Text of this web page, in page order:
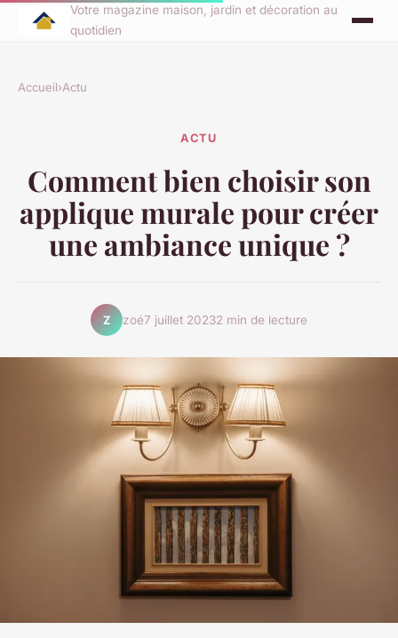
Votre magazine maison, jardin et décoration au
quotidien
Accueil›Actu
ACTU
Comment bien choisir son
applique murale pour créer
une ambiance unique ?
Z zoé7 juillet 20232 min de lecture